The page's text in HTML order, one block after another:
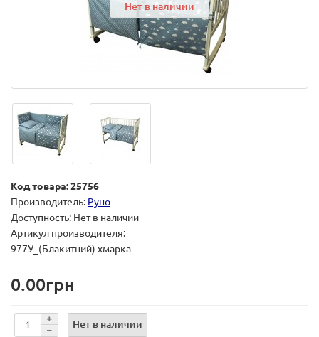
Нет в наличии
Код товара: 25756
Производитель: Руно
Доступность: Нет в наличии
Артикул производителя:
977У_(Блакитний) хмарка
0.00грн
Нет в наличии